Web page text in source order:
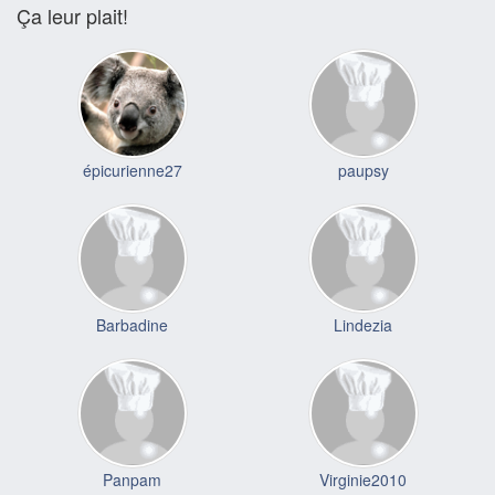
Ça leur plait!
épicurienne27 paupsy
Barbadine Lindezia
Panpam Virginie2010